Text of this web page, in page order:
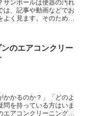
サンポールは便器の汚れ
は、記事や動画などでお
よく見ます。そのため、
ンのエアコンクリー
かかるのか？」「どのよ
問を持っている方はいま
アコンクリーニングに